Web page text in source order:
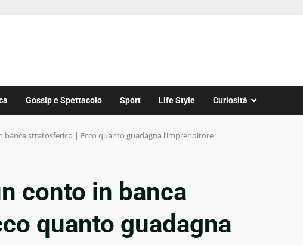
Gossip e Spettacolo Sport Life Style Curiosità
banca stratosferico | Ecco quanto guadagna l’imprenditore
conto in banca
quanto guadagna